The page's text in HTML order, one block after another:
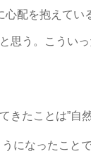
配を抱えて
う。こうい
たことは”
になったこと